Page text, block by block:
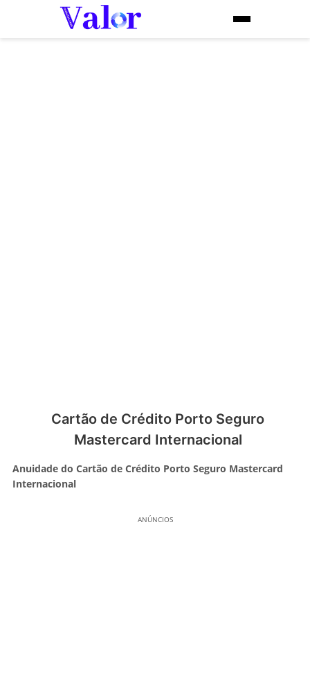
Cartão de Crédito Porto Seguro
Mastercard Internacional
Anuidade do Cartão de Crédito Porto Seguro Mastercard
Internacional
ANÚNCIOS